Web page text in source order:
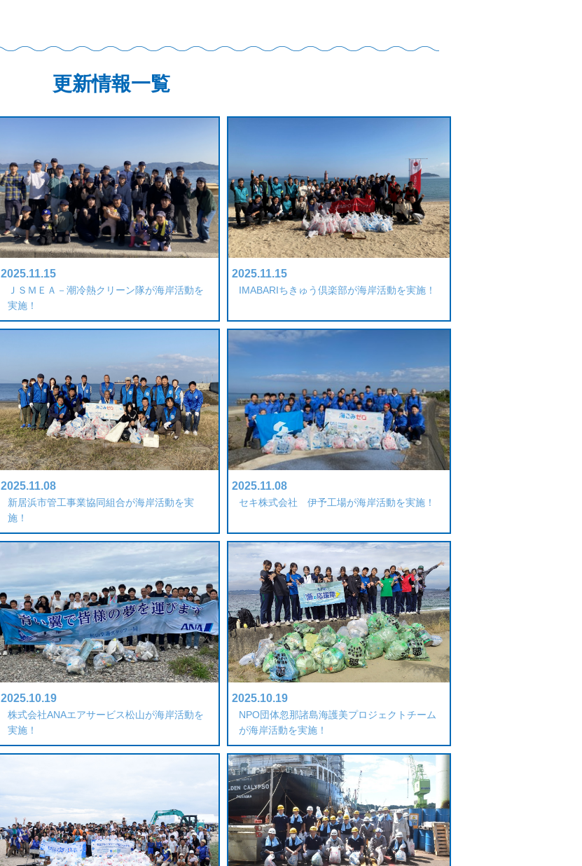
更新情報一覧
2025.11.15
ＪＳＭＥＡ－潮冷熱クリーン隊が海岸活動を
実施！
2025.11.15
IMABARIちきゅう倶楽部が海岸活動を実施！
2025.11.08
新居浜市管工事業協同組合が海岸活動を実
施！
2025.11.08
セキ株式会社 伊予工場が海岸活動を実施！
2025.10.19
株式会社ANAエアサービス松山が海岸活動を
実施！
2025.10.19
NPO団体忽那諸島海護美プロジェクトチーム
が海岸活動を実施！